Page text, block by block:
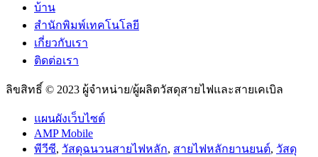
บ้าน
สำนักพิมพ์เทคโนโลยี
เกี่ยวกับเรา
ติดต่อเรา
ลิขสิทธิ์ © 2023 ผู้จำหน่าย/ผู้ผลิตวัสดุสายไฟและสายเคเบิล
แผนผังเว็บไซต์
AMP Mobile
พีวีซี, วัสดุฉนวนสายไฟหลัก, สายไฟหลักยานยนต์, วัสดุ